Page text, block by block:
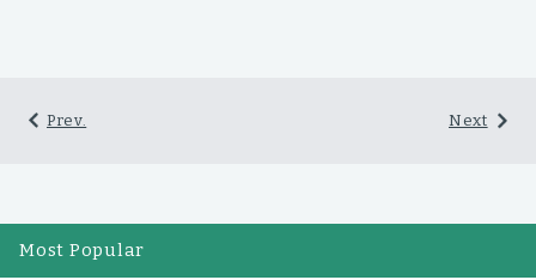
Next
Prev.
Most Popular